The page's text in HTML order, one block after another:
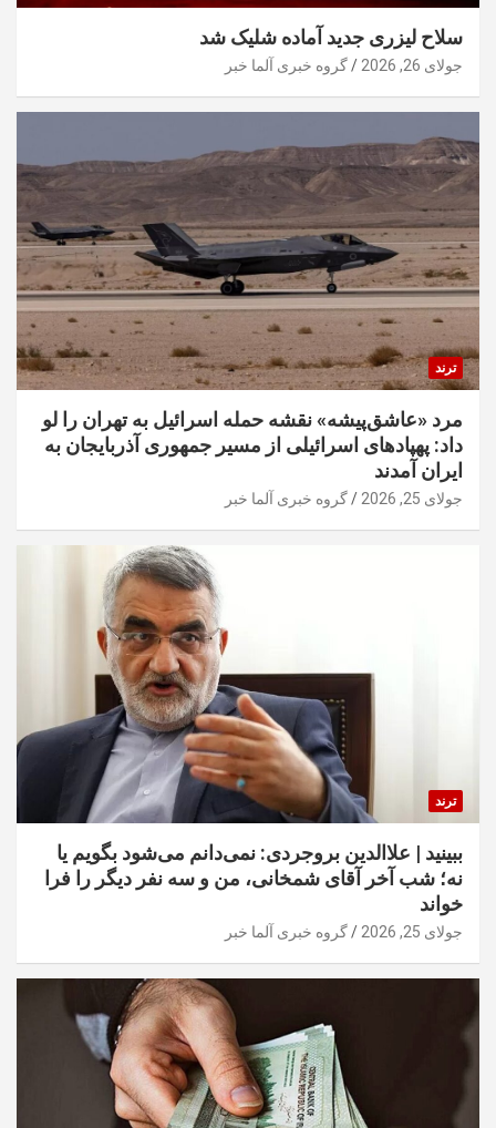
سلاح لیزری جدید آماده شلیک شد
جولای 26, 2026 گروه خبری آلما خبر
ترند
مرد «عاشق‌پیشه» نقشه حمله اسرائیل به تهران را لو
داد: پهپادهای اسرائیلی از مسیر جمهوری آذربایجان به
ایران آمدند
جولای 25, 2026 گروه خبری آلما خبر
ترند
ببینید | علاالدین بروجردی: نمی‌دانم می‌شود بگویم یا
نه؛ شب آخر آقای شمخانی، من و سه نفر دیگر را فرا
خواند
جولای 25, 2026 گروه خبری آلما خبر